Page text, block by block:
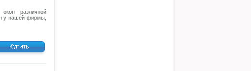
различной
у нашей фирмы,